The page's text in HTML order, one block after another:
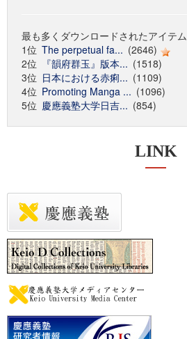
最も多くダウンロードされたアイテム
1位 The perpetual fa... (2646)
2位
『韻府群玉』版本... (1518)
3位 日本における赤痢... (1109)
4位 Promoting Manga ... (1096)
5位 慶應義塾大学日吉... (854)
LINK